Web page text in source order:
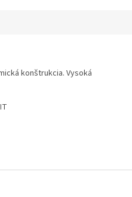
konštrukcia. Vysoká